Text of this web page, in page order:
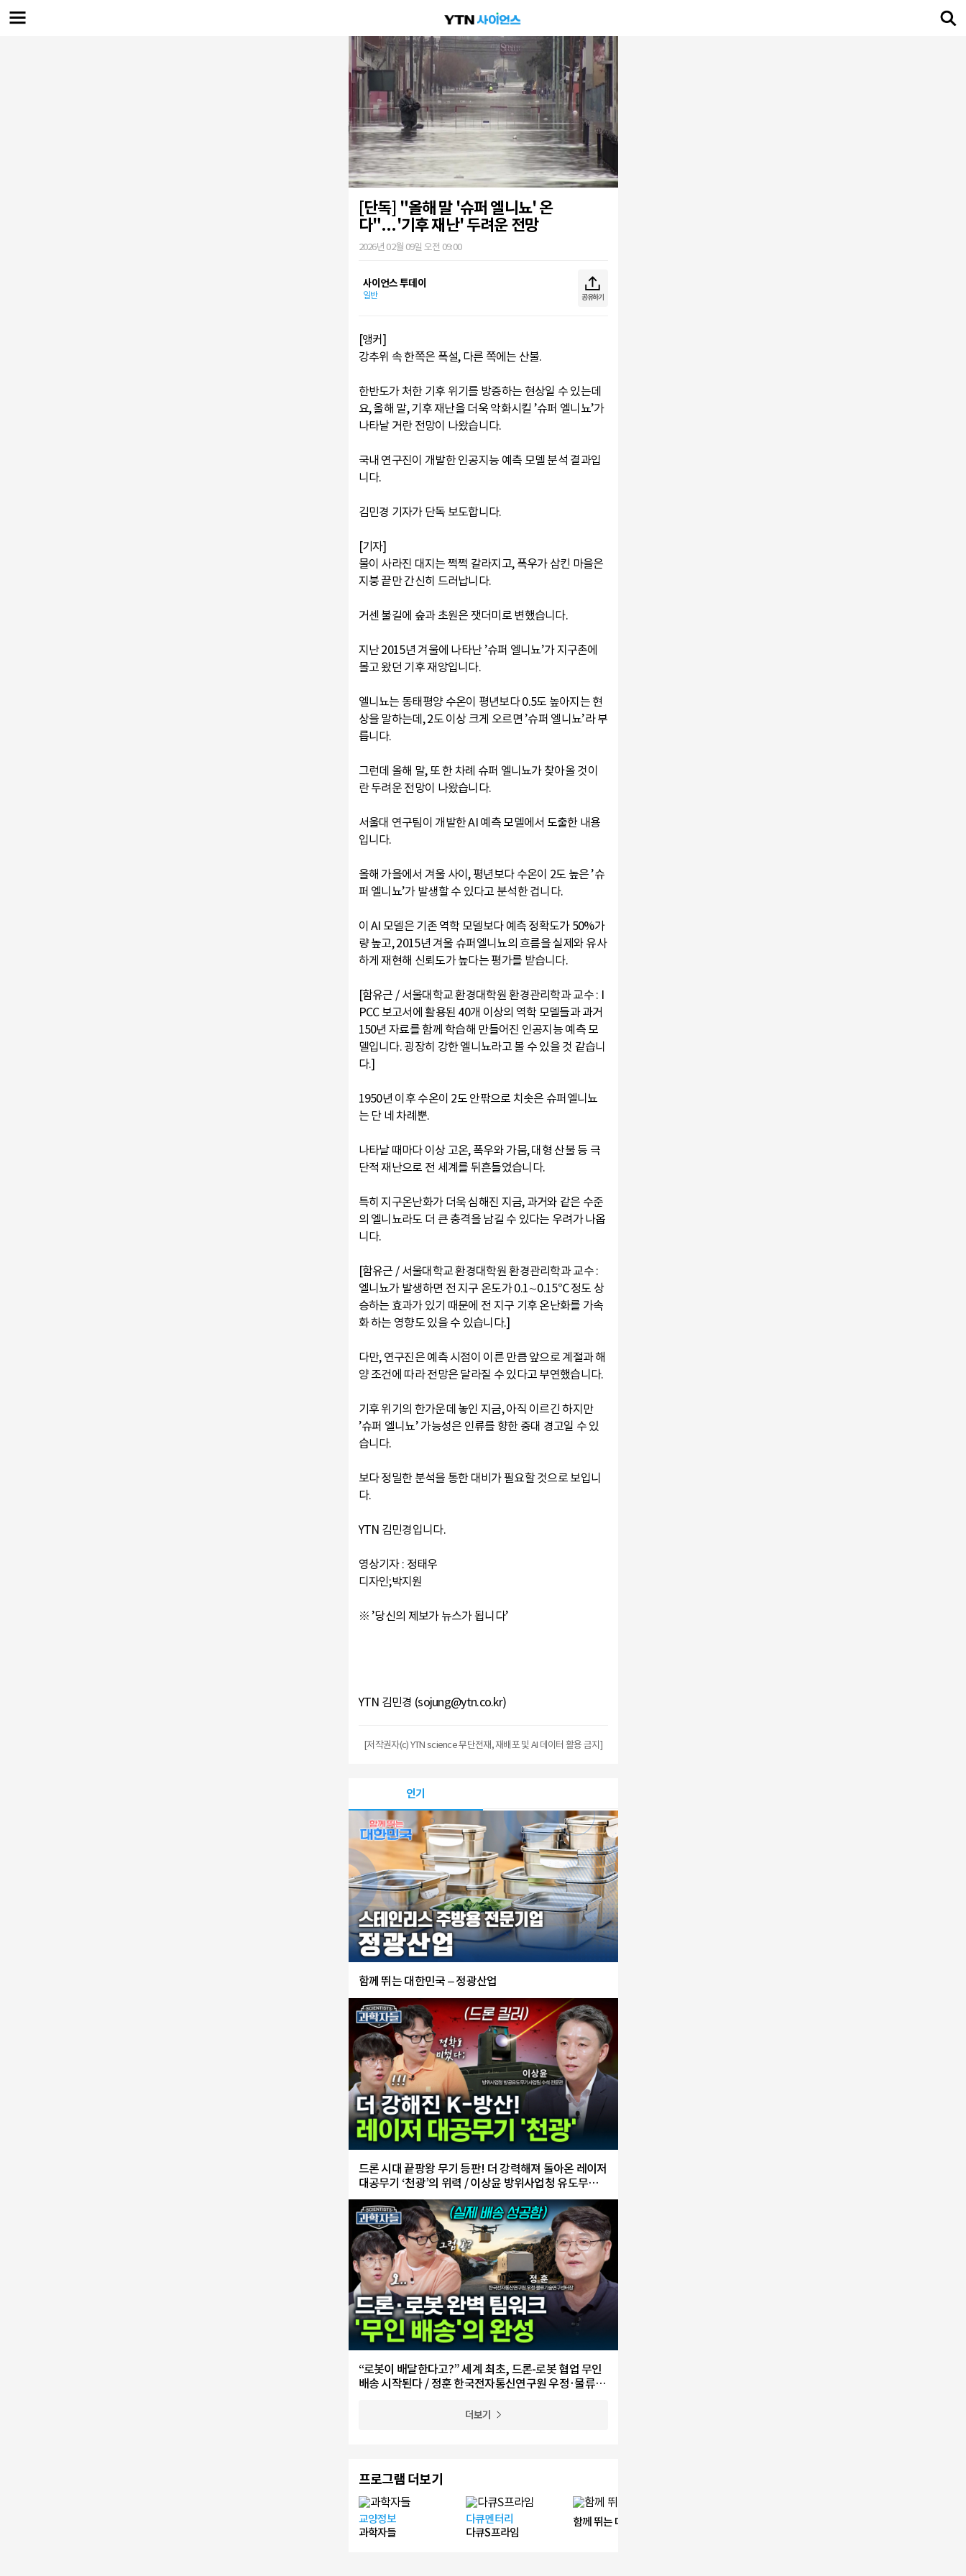
[단독] "올해 말 '슈퍼 엘니뇨' 온
다"...'기후 재난' 두려운 전망
2026년 02월 09일 오전 09:00
사이언스 투데이
일반 공유하기
[앵커]
강추위 속 한쪽은 폭설, 다른 쪽에는 산불.
한반도가 처한 기후 위기를 방증하는 현상일 수 있는데
요, 올해 말, 기후 재난을 더욱 악화시킬 ’슈퍼 엘니뇨’가
나타날 거란 전망이 나왔습니다.
국내 연구진이 개발한 인공지능 예측 모델 분석 결과입
니다.
김민경 기자가 단독 보도합니다.
[기자]
물이 사라진 대지는 쩍쩍 갈라지고, 폭우가 삼킨 마을은
지붕 끝만 간신히 드러납니다.
거센 불길에 숲과 초원은 잿더미로 변했습니다.
지난 2015년 겨울에 나타난 ’슈퍼 엘니뇨’가 지구촌에
몰고 왔던 기후 재앙입니다.
엘니뇨는 동태평양 수온이 평년보다 0.5도 높아지는 현
상을 말하는데, 2도 이상 크게 오르면 ’슈퍼 엘니뇨’라 부
릅니다.
그런데 올해 말, 또 한 차례 슈퍼 엘니뇨가 찾아올 것이
란 두려운 전망이 나왔습니다.
서울대 연구팀이 개발한 AI 예측 모델에서 도출한 내용
입니다.
올해 가을에서 겨울 사이, 평년보다 수온이 2도 높은 ’슈
퍼 엘니뇨’가 발생할 수 있다고 분석한 겁니다.
이 AI 모델은 기존 역학 모델보다 예측 정확도가 50%가
량 높고, 2015년 겨울 슈퍼엘니뇨의 흐름을 실제와 유사
하게 재현해 신뢰도가 높다는 평가를 받습니다.
[함유근 / 서울대학교 환경대학원 환경관리학과 교수 : I
PCC 보고서에 활용된 40개 이상의 역학 모델들과 과거
150년 자료를 함께 학습해 만들어진 인공지능 예측 모
델입니다. 굉장히 강한 엘니뇨라고 볼 수 있을 것 같습니
다.]
1950년 이후 수온이 2도 안팎으로 치솟은 슈퍼엘니뇨
는 단 네 차례뿐.
나타날 때마다 이상 고온, 폭우와 가뭄, 대형 산불 등 극
단적 재난으로 전 세계를 뒤흔들었습니다.
특히 지구온난화가 더욱 심해진 지금, 과거와 같은 수준
의 엘니뇨라도 더 큰 충격을 남길 수 있다는 우려가 나옵
니다.
[함유근 / 서울대학교 환경대학원 환경관리학과 교수 :
엘니뇨가 발생하면 전 지구 온도가 0.1∼0.15℃ 정도 상
승하는 효과가 있기 때문에 전 지구 기후 온난화를 가속
화 하는 영향도 있을 수 있습니다.]
다만, 연구진은 예측 시점이 이른 만큼 앞으로 계절과 해
양 조건에 따라 전망은 달라질 수 있다고 부연했습니다.
기후 위기의 한가운데 놓인 지금, 아직 이르긴 하지만
’슈퍼 엘니뇨’ 가능성은 인류를 향한 중대 경고일 수 있
습니다.
보다 정밀한 분석을 통한 대비가 필요할 것으로 보입니
다.
YTN 김민경입니다.
영상기자 : 정태우
디자인;박지원
※ ’당신의 제보가 뉴스가 됩니다’
YTN 김민경 (sojung@ytn.co.kr)
[저작권자(c) YTN science 무단전재, 재배포 및 AI 데이터 활용 금지]
인기
함께 뛰는 대한민국 – 정광산업
드론 시대 끝팡왕 무기 등판! 더 강력해져 돌아온 레이저
대공무기 ‘천광’의 위력 / 이상윤 방위사업청 유도무기
사업부 방공유도무기사업팀 수석 전문관
“로봇이 배달한다고?” 세계 최초, 드론-로봇 협업 무인
배송 시작된다 / 정훈 한국전자통신연구원 우정·물류기
더보기
프로그램 더보기
교양정보
과학자들
다큐멘터리
다큐S프라임
함께 뛰는 대한민국